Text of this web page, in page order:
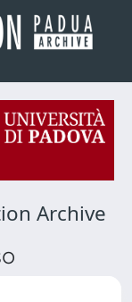
Archive